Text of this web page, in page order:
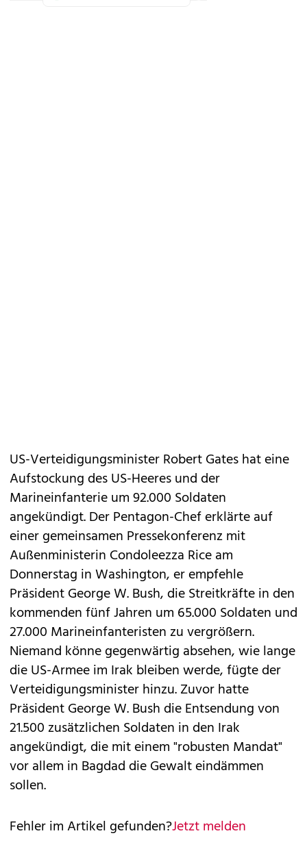
US-Verteidigungsminister Robert Gates hat eine
Aufstockung des US-Heeres und der
Marineinfanterie um 92.000 Soldaten
angekündigt. Der Pentagon-Chef erklärte auf
einer gemeinsamen Pressekonferenz mit
Außenministerin Condoleezza Rice am
Donnerstag in Washington, er empfehle
Präsident George W. Bush, die Streitkräfte in den
kommenden fünf Jahren um 65.000 Soldaten und
27.000 Marineinfanteristen zu vergrößern.
Niemand könne gegenwärtig absehen, wie lange
die US-Armee im Irak bleiben werde, fügte der
Verteidigungsminister hinzu. Zuvor hatte
Präsident George W. Bush die Entsendung von
21.500 zusätzlichen Soldaten in den Irak
angekündigt, die mit einem "robusten Mandat"
vor allem in Bagdad die Gewalt eindämmen
sollen.
Fehler im Artikel gefunden?Jetzt melden